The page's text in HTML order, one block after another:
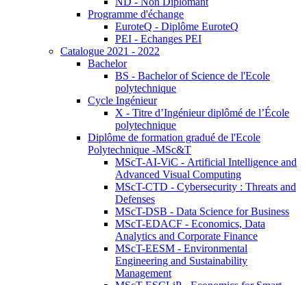
Programme d'échange
EuroteQ - Diplôme EuroteQ
PEI - Echanges PEI
Catalogue 2021 - 2022
Bachelor
BS - Bachelor of Science de l'Ecole
polytechnique
Cycle Ingénieur
X - Titre d’Ingénieur diplômé de l’École
polytechnique
Diplôme de formation gradué de l'Ecole
Polytechnique -MSc&T
MScT-AI-ViC - Artificial Intelligence and
Advanced Visual Computing
MScT-CTD - Cybersecurity : Threats and
Defenses
MScT-DSB - Data Science for Business
MScT-EDACF - Economics, Data
Analytics and Corporate Finance
MScT-EESM - Environmental
Engineering and Sustainability
Management